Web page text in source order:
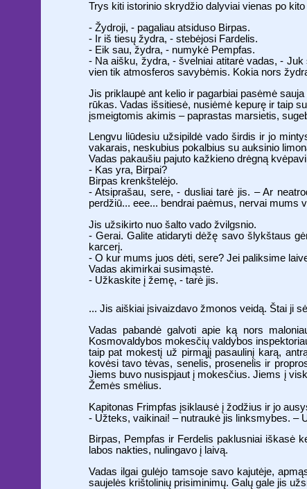
Trys kiti istorinio skrydžio dalyviai vienas po
- Žydroji, - pagaliau atsiduso Birpas.
- Ir iš tiesų žydra, - stebėjosi Fardelis.
- Eik sau, žydra, - numykė Pempfas.
- Na aišku, žydra, - švelniai atitarė vadas, -
vien tik atmosferos savybėmis. Kokia nors
Jis priklaupė ant kelio ir pagarbiai pasėmė
rūkas. Vadas išsitiesė, nusiėmė kepurę ir taip
įsmeigtomis akimis – paprastas marsietis,
Lengvu liūdesiu užsipildė vado širdis ir jo
vakarais, neskubius pokalbius su auksinio
Vadas pakaušiu pajuto kažkieno drėgną
- Kas yra, Birpai?
Birpas krenkštelėjo.
- Atsiprašau, sere, - dusliai tarė jis. – Ar
perdžiū... eee... bendrai paėmus, nervai mums
Jis užsikirto nuo šalto vado žvilgsnio.
- Gerai. Galite atidaryti dėžę savo šlykštaus
karcerį.
- O kur mums juos dėti, sere? Jei paliksime
Vadas akimirkai susimąstė.
- Užkaskite į žemę, - tarė jis.
... Jis aiškiai įsivaizdavo žmonos veidą. Štai ji
Vadas pabandė galvoti apie ką nors
Kosmovaldybos mokesčių valdybos
taip pat mokestį už pirmąjį pasaulinį karą,
kovėsi tavo tėvas, senelis, prosenelis ir
Jiems buvo nusispjaut į mokesčius. Jiems į
Žemės smėlius.
Kapitonas Frimpfas įsiklausė į žodžius ir jo
- Užteks, vaikinai! – nutraukė jis linksmybes. –
Birpas, Pempfas ir Ferdelis paklusniai iškasė
labos nakties, nulingavo į laivą.
Vadas ilgai gulėjo tamsoje savo kajutėje,
saujelės krištolinių prisiminimų. Galų gale jis